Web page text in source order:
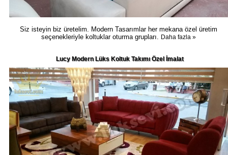
Siz isteyin biz üretelim. Modern Tasarımlar her mekana özel üretim
seçenekleriyle koltuklar oturma grupları. Daha fazla »
Lucy Modern Lüks Koltuk Takımı Özel İmalat